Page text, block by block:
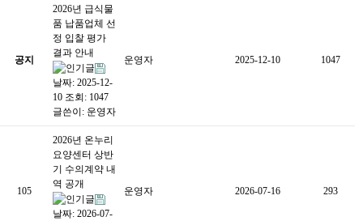
공지
2026년 급식물
품 납품업체 선
정 입찰 평가
결과 안내
날짜: 2025-12-
10 조회: 1047
글쓴이: 운영자
운영자 2025-12-10 1047
105
2026년 온누리
요양센터 상반
기 수의계약 내
역 공개
날짜: 2026-07-
운영자 2026-07-16 293